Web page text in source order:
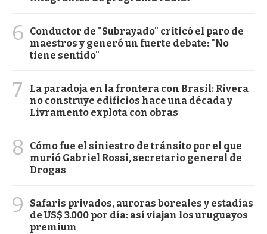
6
Conductor de "Subrayado" criticó el paro de
maestros y generó un fuerte debate: "No
tiene sentido"
7
La paradoja en la frontera con Brasil: Rivera
no construye edificios hace una década y
Livramento explota con obras
8
Cómo fue el siniestro de tránsito por el que
murió Gabriel Rossi, secretario general de
Drogas
9
Safaris privados, auroras boreales y estadías
de US$ 3.000 por día: así viajan los uruguayos
premium